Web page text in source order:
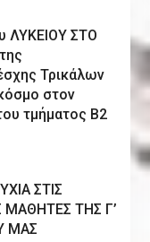
ΣΤΟ
Τρικάλων
στον
τμήματος Β2
ΣΤΙΣ
ΜΑΘΗΤΕΣ ΤΗΣ Γ’
ΜΑΣ